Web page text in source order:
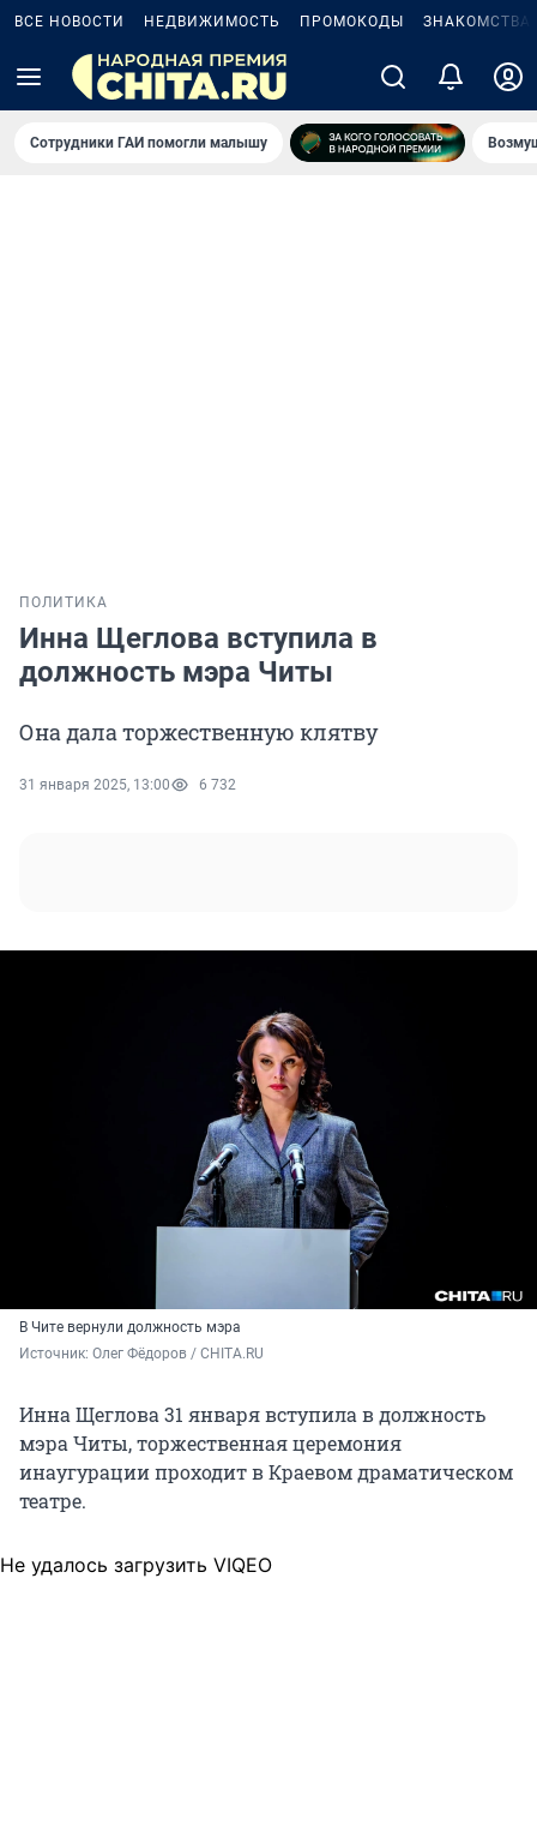
ВСЕ НОВОСТИ НЕДВИЖИМОСТЬ ПРОМОКОДЫ ЗНАКОМСТВА
Сотрудники ГАИ помогли малышу
ПОЛИТИКА
Инна Щеглова вступила в
должность мэра Читы
Она дала торжественную клятву
31 января 2025, 13:00 6 732
В Чите вернули должность мэра
Источник: Олег Фёдоров / CHITA.RU
Инна Щеглова 31 января вступила в должность
мэра Читы, торжественная церемония
инаугурации проходит в Краевом драматическом
театре.
Не удалось загрузить VIQEO